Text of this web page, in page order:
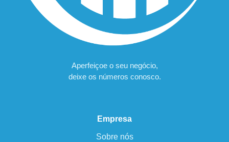
Aperfeiçoe o seu negócio,
deixe os números conosco.
Empresa
Sobre nós